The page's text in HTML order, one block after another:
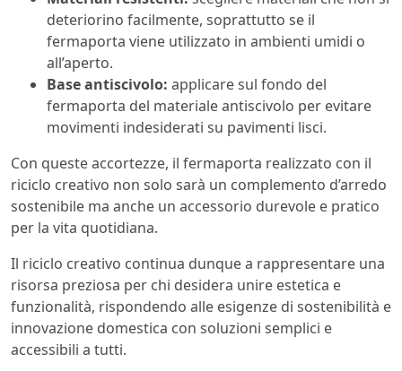
deteriorino facilmente, soprattutto se il
fermaporta viene utilizzato in ambienti umidi o
all’aperto.
Base antiscivolo: applicare sul fondo del
fermaporta del materiale antiscivolo per evitare
movimenti indesiderati su pavimenti lisci.
Con queste accortezze, il fermaporta realizzato con il
riciclo creativo non solo sarà un complemento d’arredo
sostenibile ma anche un accessorio durevole e pratico
per la vita quotidiana.
Il riciclo creativo continua dunque a rappresentare una
risorsa preziosa per chi desidera unire estetica e
funzionalità, rispondendo alle esigenze di sostenibilità e
innovazione domestica con soluzioni semplici e
accessibili a tutti.